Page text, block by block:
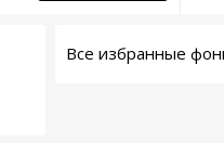
Все избранные